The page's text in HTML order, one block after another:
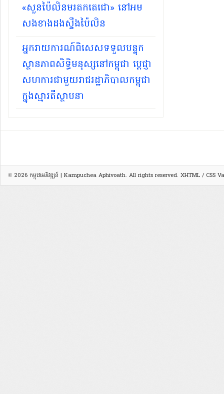
«សួនប៉ៃ​លិនម​រតកតេជោ» នៅអ​ម
សងខាង​ដងស្ទឹង​ប៉ៃលិន
អ្នករាយការណ៍ពិសេសទទួលបន្ទុក
ស្ថានភាពសិទ្ធិមនុស្សនៅកម្ពុជា ប្ដេជ្ញា
សហការជាមួយរាជរដ្ឋាភិបាលកម្ពុជា
ក្នុងស្មារតីស្ថាបនា
© 2026 កម្ពុជាអភិវឌ្ឍន៍ | Kampuchea Aphivoath. All rights reserved. XHTML / CSS